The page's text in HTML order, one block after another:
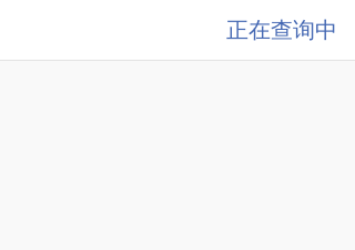
正在查询中